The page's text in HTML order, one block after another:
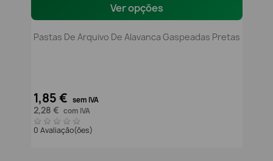
Ver opções
Pastas De Arquivo De Alavanca Gaspeadas Pretas
1,85 € sem IVA
2,28 € com IVA
0 Avaliação(ões)